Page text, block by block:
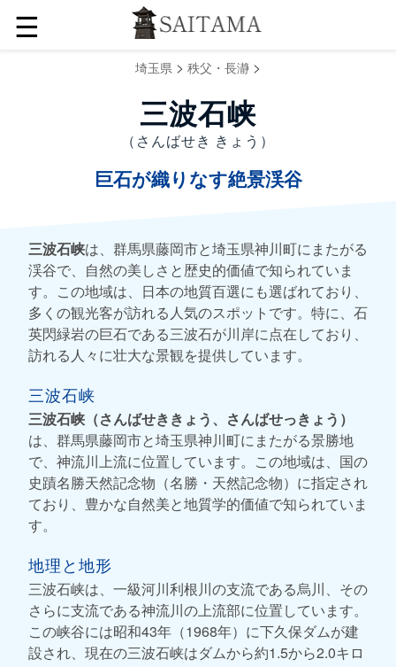
☰
埼玉県 > 秩父・長瀞 >
三波石峡
（さんばせき きょう）
巨石が織りなす絶景渓谷
三波石峡は、群馬県藤岡市と埼玉県神川町にまたがる
渓谷で、自然の美しさと歴史的価値で知られていま
す。この地域は、日本の地質百選にも選ばれており、
多くの観光客が訪れる人気のスポットです。特に、石
英閃緑岩の巨石である三波石が川岸に点在しており、
訪れる人々に壮大な景観を提供しています。
三波石峡
三波石峡（さんばせききょう、さんばせっきょう）
は、群馬県藤岡市と埼玉県神川町にまたがる景勝地
で、神流川上流に位置しています。この地域は、国の
史蹟名勝天然記念物（名勝・天然記念物）に指定され
ており、豊かな自然美と地質学的価値で知られていま
す。
地理と地形
三波石峡は、一級河川利根川の支流である烏川、その
さらに支流である神流川の上流部に位置しています。
この峡谷には昭和43年（1968年）に下久保ダムが建
設され、現在の三波石峡はダムから約1.5から2.0キロ